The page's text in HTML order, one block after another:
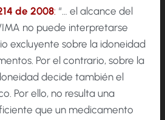
de 2008: “… el alcance del
no puede interpretarse
excluyente sobre la idoneidad
Por el contrario, sobre la
decide también el
Por ello, no resulta una
que un medicamento